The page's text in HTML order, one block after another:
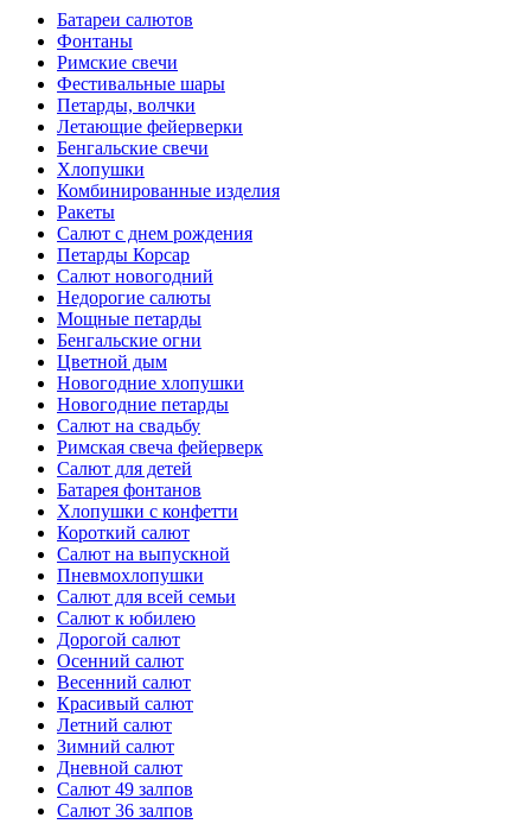
Батареи салютов
Фонтаны
Римские свечи
Фестивальные шары
Петарды, волчки
Летающие фейерверки
Бенгальские свечи
Хлопушки
Комбинированные изделия
Ракеты
Салют с днем рождения
Петарды Корсар
Салют новогодний
Недорогие салюты
Мощные петарды
Бенгальские огни
Цветной дым
Новогодние хлопушки
Новогодние петарды
Салют на свадьбу
Римская свеча фейерверк
Салют для детей
Батарея фонтанов
Хлопушки с конфетти
Короткий салют
Салют на выпускной
Пневмохлопушки
Салют для всей семьи
Салют к юбилею
Дорогой салют
Осенний салют
Весенний салют
Красивый салют
Летний салют
Зимний салют
Дневной салют
Салют 49 залпов
Салют 36 залпов